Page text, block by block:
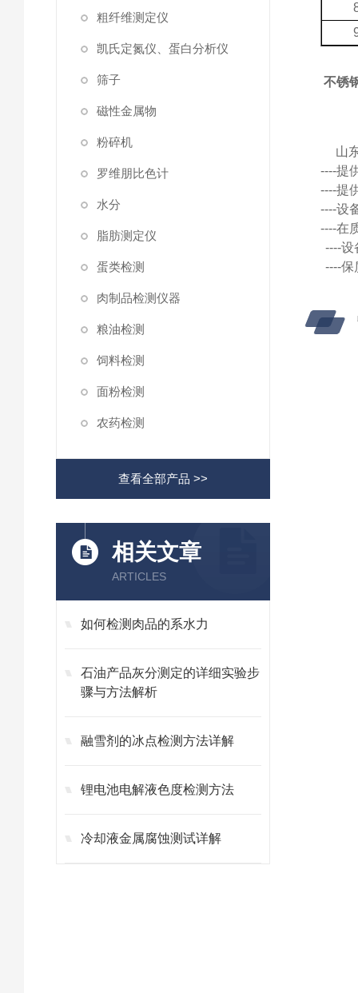
粗纤维测定仪
凯氏定氮仪、蛋白分析仪
筛子
磁性金属物
粉碎机
罗维朋比色计
水分
脂肪测定仪
蛋类检测
肉制品检测仪器
粮油检测
饲料检测
面粉检测
农药检测
查看全部产品 >>
相关文章
ARTICLES
如何检测肉品的系水力
石油产品灰分测定的详细实验步
骤与方法解析
融雪剂的冰点检测方法详解
锂电池电解液色度检测方法
冷却液金属腐蚀测试详解
不锈
山
----提
----提
----设
----在
----设
----保